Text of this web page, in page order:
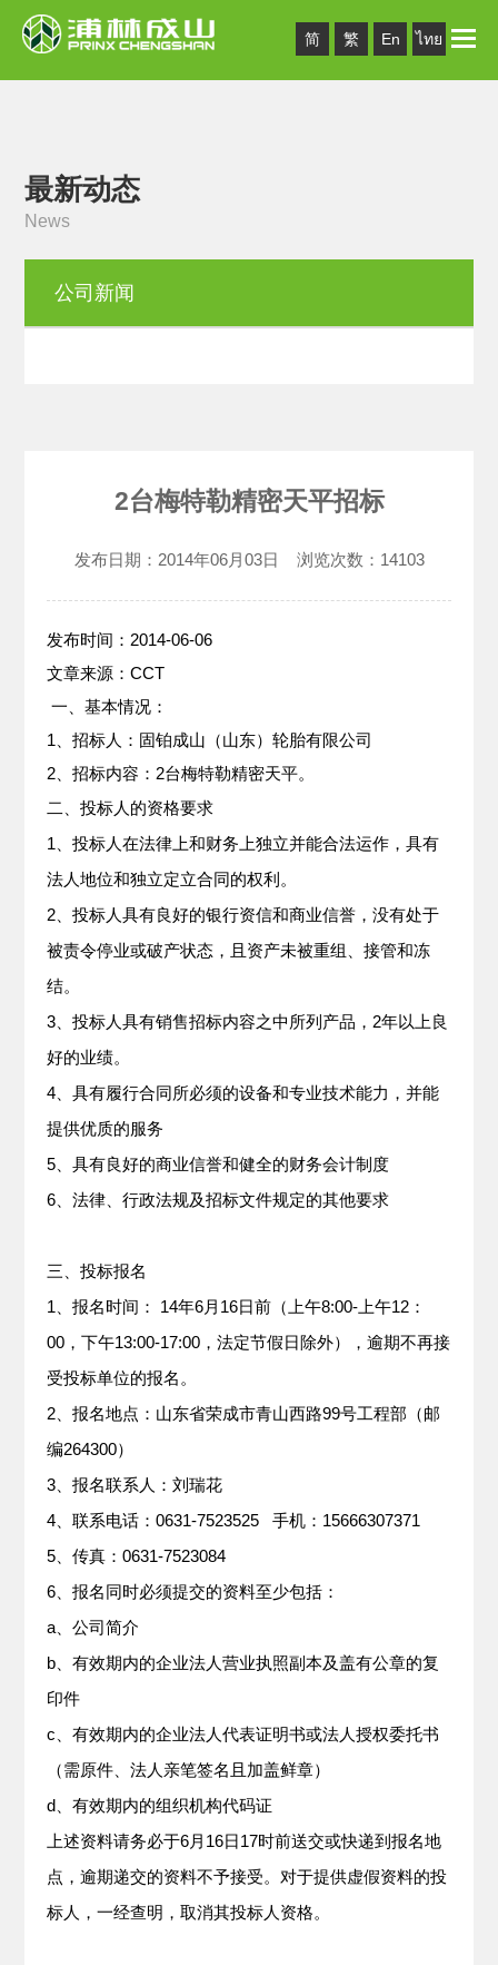
简 繁 En ไทย Toggle
最新动态
News
公司新闻
2台梅特勒精密天平招标
发布日期： 2014年06月03日 浏览次数： 14103
发布时间：2014-06-06
文章来源：CCT
一、基本情况：
1、招标人：固铂成山（山东）轮胎有限公司
2、招标内容：2台梅特勒精密天平。
二、投标人的资格要求
1、投标人在法律上和财务上独立并能合法运作，具有
法人地位和独立定立合同的权利。
2、投标人具有良好的银行资信和商业信誉，没有处于
被责令停业或破产状态，且资产未被重组、接管和冻
结。
3、投标人具有销售招标内容之中所列产品，2年以上良
好的业绩。
4、具有履行合同所必须的设备和专业技术能力，并能
提供优质的服务
5、具有良好的商业信誉和健全的财务会计制度
6、法律、行政法规及招标文件规定的其他要求
三、投标报名
1、报名时间： 14年6月16日前（上午8:00-上午12：
00，下午13:00-17:00，法定节假日除外），逾期不再接
受投标单位的报名。
2、报名地点：山东省荣成市青山西路99号工程部（邮
编264300）
3、报名联系人：刘瑞花
4、联系电话：0631-7523525 手机：15666307371
5、传真：0631-7523084
6、报名同时必须提交的资料至少包括：
a、公司简介
b、有效期内的企业法人营业执照副本及盖有公章的复
印件
c、有效期内的企业法人代表证明书或法人授权委托书
（需原件、法人亲笔签名且加盖鲜章）
d、有效期内的组织机构代码证
上述资料请务必于6月16日17时前送交或快递到报名地
点，逾期递交的资料不予接受。对于提供虚假资料的投
标人，一经查明，取消其投标人资格。